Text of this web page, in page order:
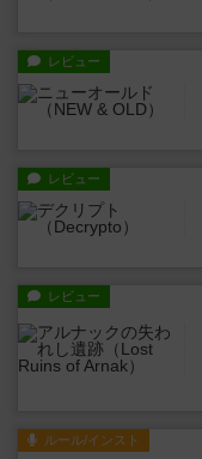
レビュー
レビュー
レビュー
ルール/インスト